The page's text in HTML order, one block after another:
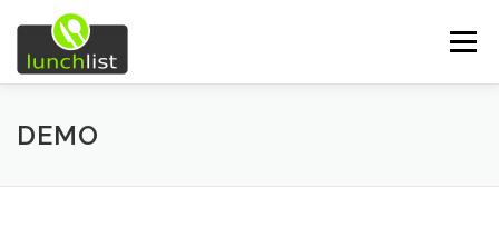
Zum Inhalt springen
Menü
START
DEMO